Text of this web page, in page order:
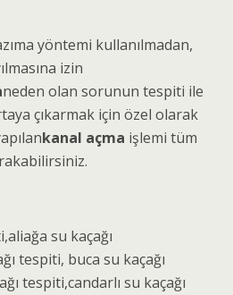
yöntemi kullanılmadan,
izin
neden olan sorunun tespiti ile
çıkarmak için özel olarak
kanal açma işlemi tüm
,aliağa su kaçağı
tespiti, buca su kaçağı
tespiti,candarlı su kaçağı